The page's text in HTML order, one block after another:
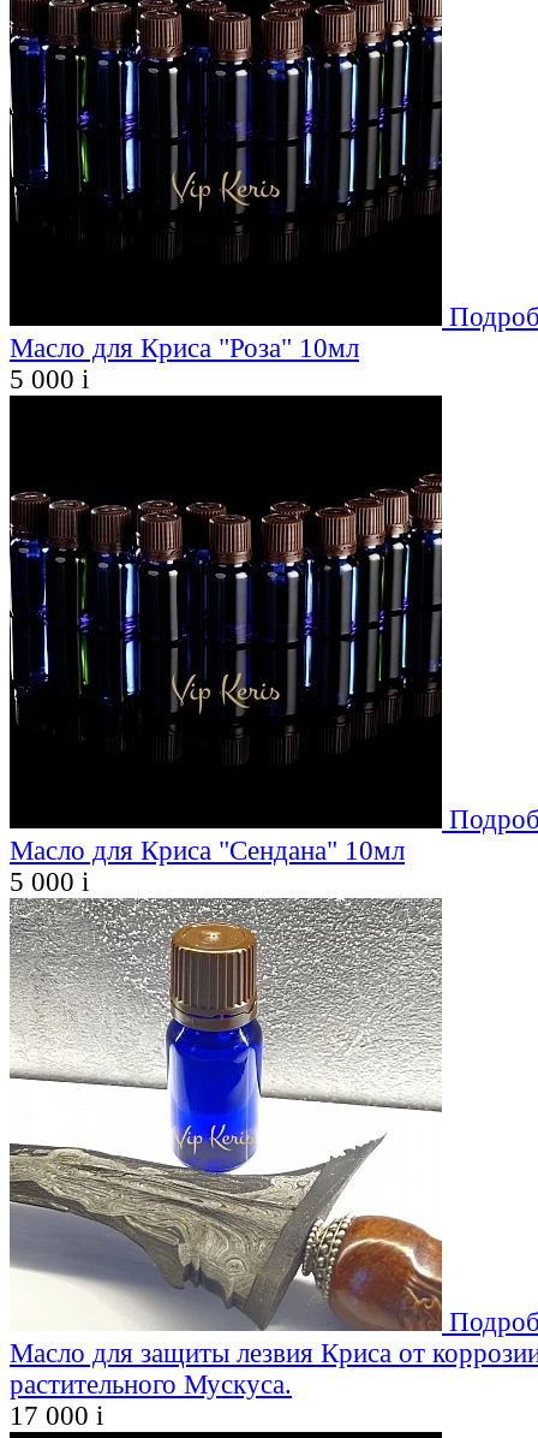
Масло для Криса "Роза" 10мл
5 000 i
Масло для Криса "Сендана" 10мл
5 000 i
Масло для защиты лезвия Криса от
растительного Мускуса.
17 000 i